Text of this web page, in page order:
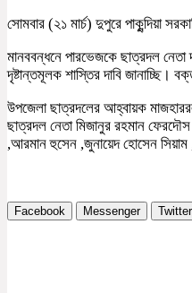
সোমবার (২১ মার্চ) দুপুরে পাকুন্দিয়া
মানববন্ধনে পারভেজকে ছাত্রদল নেতা
দৃষ্টান্তমূলক শাস্তির দাবি জানাচ্ছি।
উপজেলা ছাত্রদলের আহ্বায়ক
ছাত্রদল নেতা মিজানুর রহমান
,আরমান হুসেন ,জুনায়েদ হোসেন
Facebook Messenger Twitter